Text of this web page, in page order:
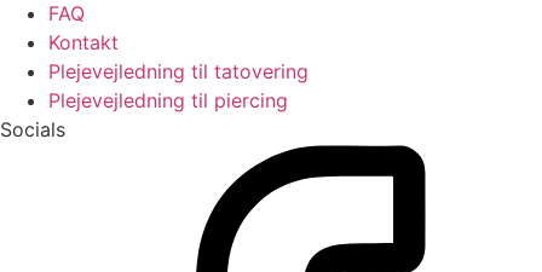
FAQ
Kontakt
Plejevejledning til tatovering
Plejevejledning til piercing
Socials